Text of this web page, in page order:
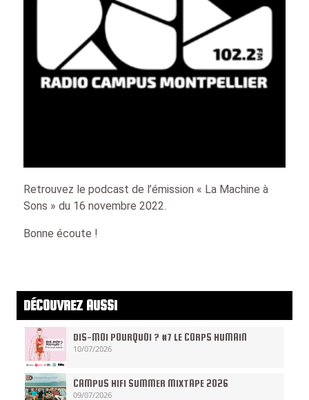
Retrouvez le podcast de l’émission « La Machine à
Sons » du 16 novembre 2022.
Bonne écoute !
DÉCOUVREZ AUSSI
DIS-MOI POURQUOI ? #7 LE CORPS HUMAIN
10/07/2026
CAMPUS HIFI SUMMER MIXTAPE 2026
09/07/2026